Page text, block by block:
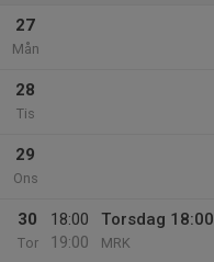
27
Mån
28
Tis
29
Ons
30
Tor
18:00
19:00
Torsdag 18:00
MRK